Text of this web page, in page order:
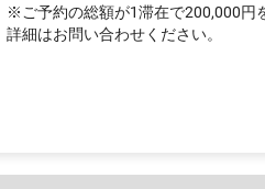
※ご予約の総額が1滞在で200,000円
詳細はお問い合わせください。